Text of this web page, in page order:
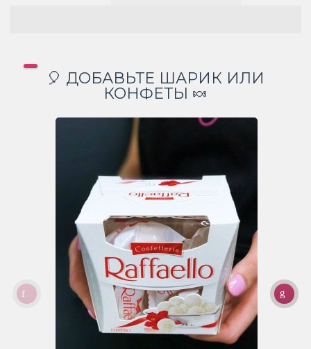
🎈 ДОБАВЬТЕ ШАРИК ИЛИ
КОНФЕТЫ 🍬